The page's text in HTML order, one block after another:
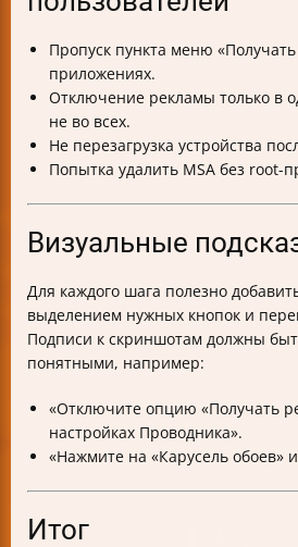
Пропуск пункта меню
приложениях.
Отключение рекламы только в
не во всех.
Не перезагрузка устройства
Попытка удалить MSA без root-
Визуальные
Для каждого шага полезно
выделением нужных кнопок и
Подписи к скриншотам должны
понятными, например:
«Отключите опцию «Получать
настройках Проводника».
«Нажмите на «Карусель обоев»
Итог